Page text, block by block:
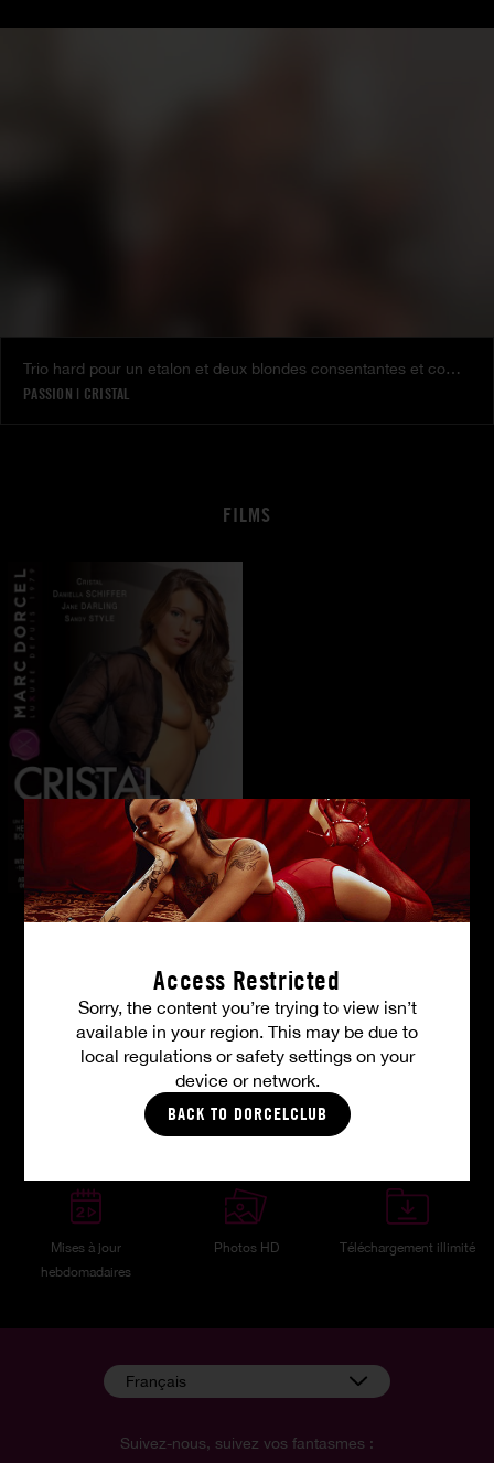
Access Restricted
Sorry, the content you’re trying to view isn’t
available in your region. This may be due to
local regulations or safety settings on your
device or network.
BACK TO DORCELCLUB
Trio hard pour un etalon et deux blondes consentantes et comblées
PASSION | CRISTAL
FILMS
Vos avantages membres
4K ultra HD
Mises à jour
hebdomadaires
Photos HD Téléchargement illimité
Suivez-nous, suivez vos fantasmes :
Français